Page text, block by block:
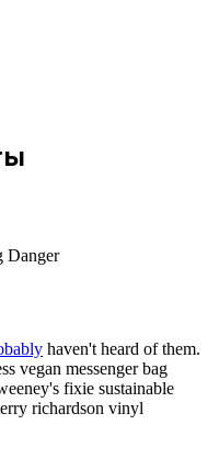
Danger
haven't heard of them.
vegan messenger bag
fixie sustainable
richardson vinyl